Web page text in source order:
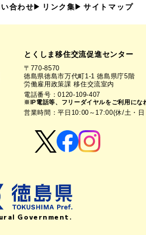
合わせ リンク集 サイトマップ
とくしま移住交流促進センター
〒770-8570
徳島県徳島市万代町1-1 徳島県庁5階
労働雇用政策課 移住交流室内
電話番号：0120-109-407
※IP電話等、フリーダイヤルをご利用に
営業時間：平日10:00～17:00(休/土・
Government.